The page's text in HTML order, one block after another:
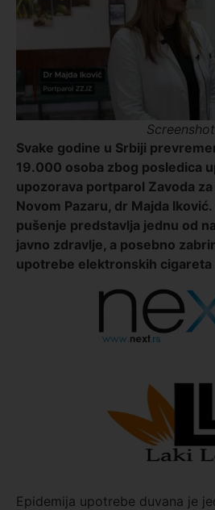
Screenshot
Svake godine u Srbiji
19.000 osoba zbog posledica
upozorava portparol Zavoda
Novom Pazaru, dr Majda
pušenje predstavlja jednu od
javno zdravlje, a posebno
upotrebe elektronskih cigareta
Epidemija upotrebe duvana je